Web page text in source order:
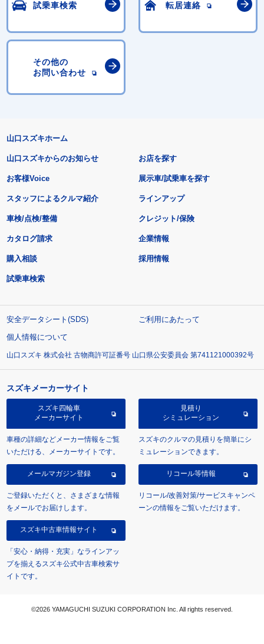
試乗車検索 転居連絡
その他の
お問い合わせ
山口スズキホーム
山口スズキからのお知らせ
お客様Voice
スタッフによるクルマ紹介
お店を探す
展示車/試乗車を探す
ラインアップ
車検/点検/整備 クレジット/保険
カタログ請求
購入相談
試乗車検索
企業情報
採用情報
安全データシート(SDS)
ご利用にあたって
個人情報について
山口スズキ 株式会社 古物商許可証番号 山口県公安委員会 第741121000392号
スズキメーカーサイト
スズキ四輪車
メーカーサイト
車種の詳細などメーカー情報をご覧
いただける、メーカーサイトです。
見積り
シミュレーション
スズキのクルマの見積りを簡単にシ
ミュレーションできます。
メールマガジン登録
ご登録いただくと、さまざまな情報
をメールでお届けします。
リコール等情報
リコール/改善対策/サービスキャンペ
ーンの情報をご覧いただけます。
スズキ中古車情報サイト
「安心・納得・充実」なラインアッ
プを揃えるスズキ公式中古車検索サ
イトです。
©2026 YAMAGUCHI SUZUKI CORPORATION Inc. All rights reserved.